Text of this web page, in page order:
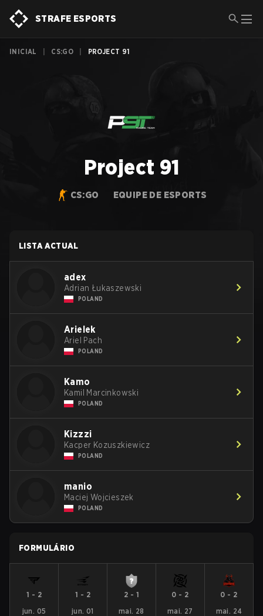
STRAFE ESPORTS
INICIAL CS:GO PROJECT 91
Project 91
CS:GO EQUIPE DE ESPORTS
LISTA ACTUAL
adex
Adrian Łukaszewski
POLAND
Arielek
Ariel Pach
POLAND
Kamo
Kamil Marcinkowski
POLAND
Kizzzi
Kacper Kozuszkiewicz
POLAND
manio
Maciej Wojcieszek
POLAND
FORMULÁRIO
1 - 2
jun. 05
1 - 2
jun. 01
2 - 1
mai. 28
0 - 2
mai. 27
0 - 2
mai. 24